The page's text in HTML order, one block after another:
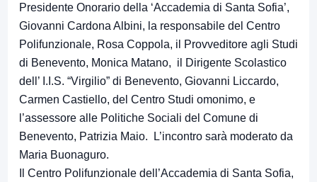
Presidente Onorario della ‘Accademia di Santa Sofia’,
Giovanni Cardona Albini, la responsabile del Centro
Polifunzionale, Rosa Coppola, il Provveditore agli Studi
di Benevento, Monica Matano, il Dirigente Scolastico
dell’ I.I.S. “Virgilio” di Benevento, Giovanni Liccardo,
Carmen Castiello, del Centro Studi omonimo, e
l’assessore alle Politiche Sociali del Comune di
Benevento, Patrizia Maio. L’incontro sarà moderato da
Maria Buonaguro.
Il Centro Polifunzionale dell’Accademia di Santa Sofia,